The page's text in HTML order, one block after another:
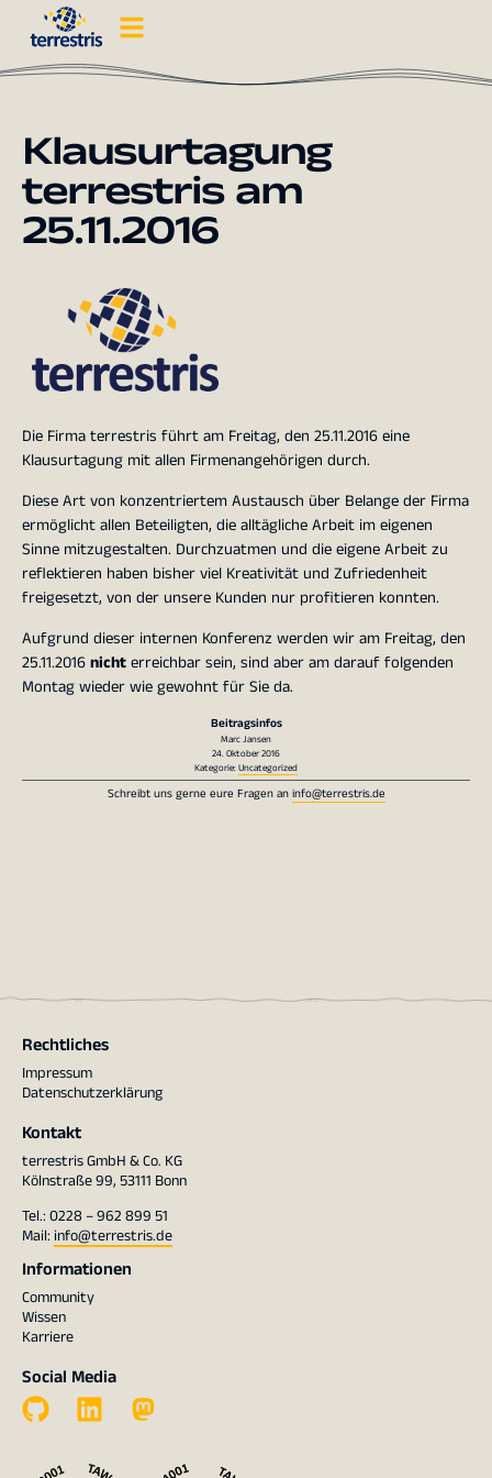
Klausurtagung
terrestris am
25.11.2016
Die Firma terrestris führt am Freitag, den 25.11.2016 eine
Klausurtagung mit allen Firmenangehörigen durch.
Diese Art von konzentriertem Austausch über Belange der Firma
ermöglicht allen Beteiligten, die alltägliche Arbeit im eigenen
Sinne mitzugestalten. Durchzuatmen und die eigene Arbeit zu
reflektieren haben bisher viel Kreativität und Zufriedenheit
freigesetzt, von der unsere Kunden nur profitieren konnten.
Aufgrund dieser internen Konferenz werden wir am Freitag, den
25.11.2016nichterreichbar sein, sind aber am darauf folgenden
Montag wieder wie gewohnt für Sie da.
Beitragsinfos
Marc Jansen
24. Oktober 2016
Kategorie:Uncategorized
Schreibt uns gerne eure Fragen aninfo@terrestris.de
Rechtliches
Impressum
Datenschutzerklärung
Kontakt
terrestris GmbH & Co. KG
Kölnstraße 99, 53111 Bonn
Tel.: 0228 – 962 899 51
Mail: info@terrestris.de
Informationen
Community
Wissen
Karriere
Social Media